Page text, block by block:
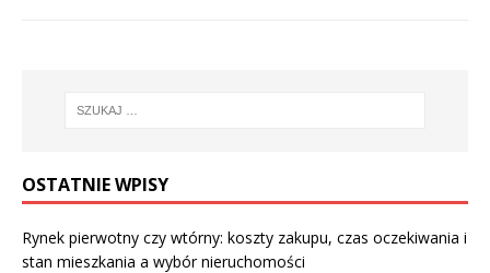
OSTATNIE WPISY
Rynek pierwotny czy wtórny: koszty zakupu, czas oczekiwania i
stan mieszkania a wybór nieruchomości